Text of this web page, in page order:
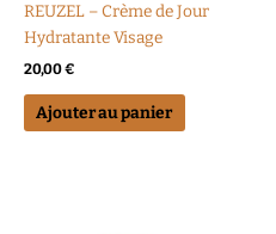
REUZEL – Crème de Jour
Hydratante Visage
20,00€
Ajouter au panier